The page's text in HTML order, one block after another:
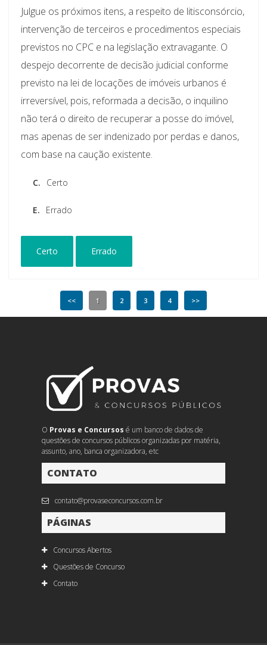
Julgue os próximos itens, a respeito de litisconsórcio,
intervenção de terceiros e procedimentos especiais
previstos no CPC e na legislação extravagante. O
despejo decorrente de decisão judicial conforme
previsto na lei de locações de imóveis urbanos é
irreversível, pois, reformada a decisão, o inquilino
não terá o direito de recuperar a posse do imóvel,
mas apenas de ser indenizado por perdas e danos,
com base na caução existente.
C. Certo
E. Errado
Certo Errado
<< 1 2 3 4 >>
O Provas e Concursos é um banco de dados de
questões de concursos públicos organizadas por matéria,
assunto, ano, banca organizadora, etc
CONTATO
contato@provaseconcursos.com.br
PÁGINAS
Concursos Abertos
Questões de Concurso
Contato